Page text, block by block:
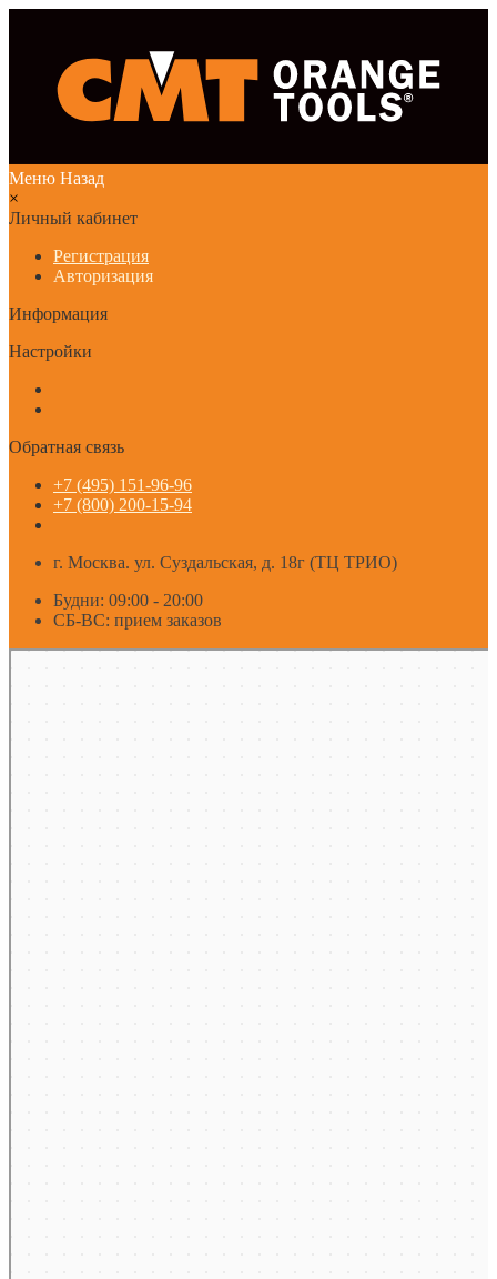
Меню Назад
×
Личный кабинет
Регистрация
Авторизация
Информация
Настройки
Обратная связь
+7 (495) 151-96-96
+7 (800) 200-15-94
г. Москва. ул. Суздальская, д. 18г (ТЦ ТРИО)
Будни: 09:00 - 20:00
СБ-ВС: прием заказов